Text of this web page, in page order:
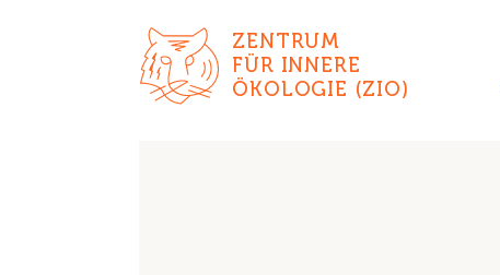
ZENTRUM
FÜR INNERE
ÖKOLOGIE (ZIO)